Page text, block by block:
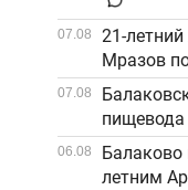
07.08
21-
Мразов
07.08
06.08
Балаково
летним